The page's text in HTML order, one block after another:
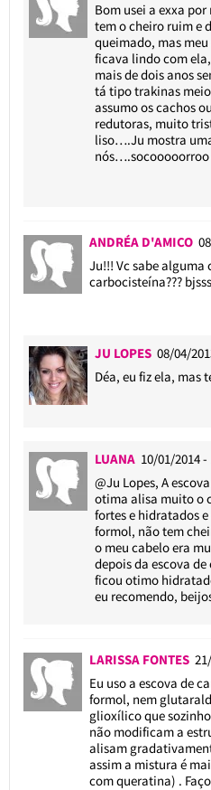
Bom usei a exxa
tem o cheiro ruim e
queimado, mas
ficava lindo com
mais de dois anos
tá tipo trakinas
assumo os cachos
redutoras, muito
liso….Ju mostra
nós….socooooorroo
ANDRÉA D'AMICO
Ju!!! Vc sabe alguma
carbocisteína???
JU LOPES08/04/
Déa, eu fiz ela,
LUANA 10/01/2014 -
@Ju Lopes, A
otima alisa muito o
fortes e hidratados
formol, não tem
o meu cabelo era
depois da escova
ficou otimo
eu recomendo,
LARISSA FONTES
Eu uso a escova de
formol, nem
glioxílico que
não modificam a
alisam
assim a mistura é
com queratina) .